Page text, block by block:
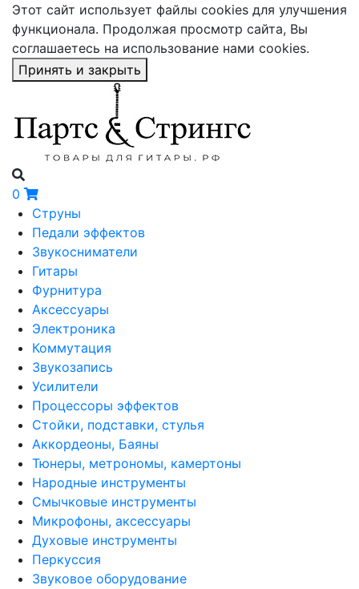
Этот сайт использует файлы cookies для улучшения
функционала. Продолжая просмотр сайта, Вы
соглашаетесь на использование нами cookies.
Принять и закрыть
0
Струны
Педали эффектов
Звукосниматели
Гитары
Фурнитура
Аксессуары
Электроника
Коммутация
Звукозапись
Усилители
Процессоры эффектов
Стойки, подставки, стулья
Аккордеоны, Баяны
Тюнеры, метрономы, камертоны
Народные инструменты
Смычковые инструменты
Микрофоны, аксессуары
Духовые инструменты
Перкуссия
Звуковое оборудование